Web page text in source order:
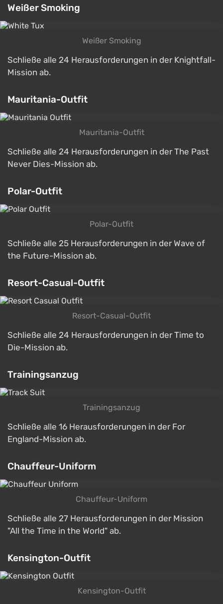
Weißer Smoking
Weißer Smoking
Schließe alle 24 Herausforderungen in der Knightfall-
Mission ab.
Mauritania-Outfit
Mauritania-Outfit
Schließe alle 24 Herausforderungen in der The Past
Never Dies-Mission ab.
Polar-Outfit
Polar-Outfit
Schließe alle 25 Herausforderungen in der Wave of
the Future-Mission ab.
Resort-Casual-Outfit
Resort-Casual-Outfit
Schließe alle 24 Herausforderungen in der Time to
Die-Mission ab.
Trainingsanzug
Trainingsanzug
Schließe alle 16 Herausforderungen in der For
England-Mission ab.
Chauffeur-Uniform
Chauffeur-Uniform
Schließe alle 27 Herausforderungen in der Mission
"All the Time in the World" ab.
Kensington-Outfit
Kensington-Outfit